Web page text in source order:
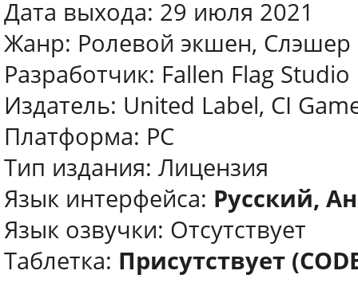
Дата выхода: 29 июля 2021
Жанр: Ролевой экшен, Слэшер
Разработчик: Fallen Flag Studio
Издатель: United Label, CI
Платформа: PC
Тип издания: Лицензия
Язык интерфейса: Русский,
Язык озвучки: Отсутствует
Таблетка: Присутствует